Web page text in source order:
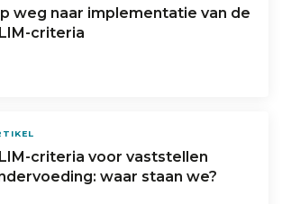
weg naar implementatie van de
criteria
criteria voor vaststellen
waar staan we?